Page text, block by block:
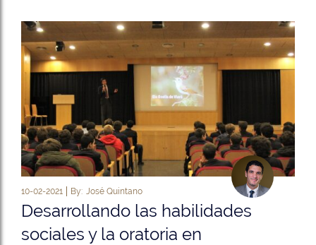
10-02-2021 By: José Quintano
Desarrollando las habilidades
sociales y la oratoria en